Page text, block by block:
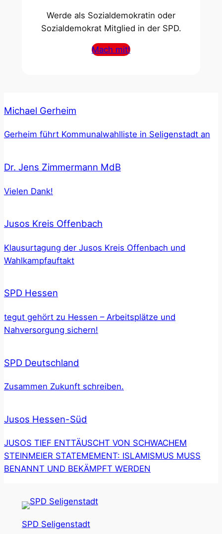
Werde als Sozialdemokratin oder
Sozialdemokrat Mitglied in der SPD.
Mach mit!
Michael Gerheim
Gerheim führt Kommunalwahlliste in Seligenstadt an
Dr. Jens Zimmermann MdB
Vielen Dank!
Jusos Kreis Offenbach
Klausurtagung der Jusos Kreis Offenbach und
Wahlkampfauftakt
SPD Hessen
tegut gehört zu Hessen – Arbeitsplätze und
Nahversorgung sichern!
SPD Deutschland
Zusammen Zukunft schreiben.
Jusos Hessen-Süd
JUSOS TIEF ENTTÄUSCHT VON SCHWACHEM
STEINMEIER STATEMEMENT: ISLAMISMUS MUSS
BENANNT UND BEKÄMPFT WERDEN
SPD Seligenstadt